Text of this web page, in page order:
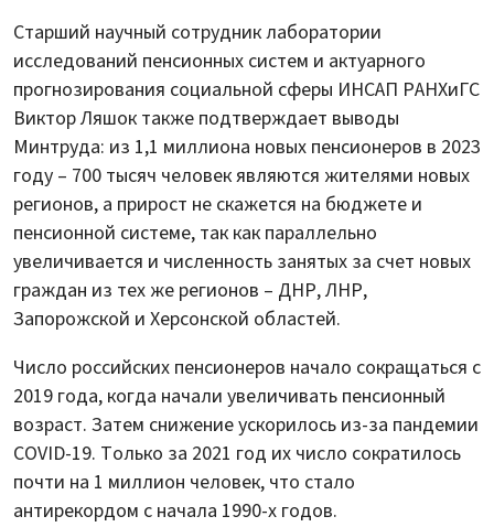
Старший научный сотрудник лаборатории
исследований пенсионных систем и актуарного
прогнозирования социальной сферы ИНСАП РАНХиГС
Виктор Ляшок также подтверждает выводы
Минтруда: из 1,1 миллиона новых пенсионеров в 2023
году – 700 тысяч человек являются жителями новых
регионов, а прирост не скажется на бюджете и
пенсионной системе, так как параллельно
увеличивается и численность занятых за счет новых
граждан из тех же регионов – ДНР, ЛНР,
Запорожской и Херсонской областей.
Число российских пенсионеров начало сокращаться с
2019 года, когда начали увеличивать пенсионный
возраст. Затем снижение ускорилось из-за пандемии
COVID-19. Только за 2021 год их число сократилось
почти на 1 миллион человек, что стало
антирекордом с начала 1990-х годов.